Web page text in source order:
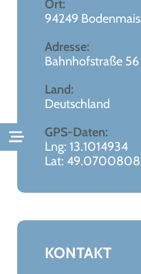
Ort:
94249 Bodenmais
Adresse:
Bahnhofstraße 56
Land:
Deutschland
GPS-Daten:
Lng: 13.1014934
Lat: 49.0700808
KONTAKT